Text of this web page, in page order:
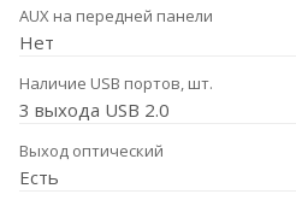
AUX на передней панели
Нет
Наличие USB портов, шт.
3 выхода USB 2.0
Выход оптический
Есть